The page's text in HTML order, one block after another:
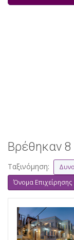
Βρέθηκαν 8
Ταξινόμηση:
Όνομα Επιχείρησης